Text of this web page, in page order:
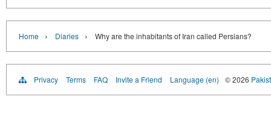
Home › Diaries › Why are the inhabitants of Iran called Persians?
Privacy Terms FAQ Invite a Friend Language (en) © 2026